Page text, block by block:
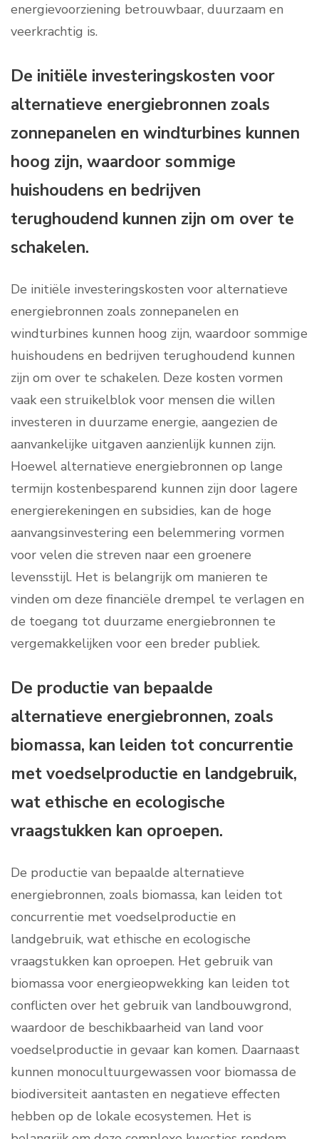
energievoorziening betrouwbaar, duurzaam en
veerkrachtig is.
De initiële investeringskosten voor
alternatieve energiebronnen zoals
zonnepanelen en windturbines kunnen
hoog zijn, waardoor sommige
huishoudens en bedrijven
terughoudend kunnen zijn om over te
schakelen.
De initiële investeringskosten voor alternatieve
energiebronnen zoals zonnepanelen en
windturbines kunnen hoog zijn, waardoor sommige
huishoudens en bedrijven terughoudend kunnen
zijn om over te schakelen. Deze kosten vormen
vaak een struikelblok voor mensen die willen
investeren in duurzame energie, aangezien de
aanvankelijke uitgaven aanzienlijk kunnen zijn.
Hoewel alternatieve energiebronnen op lange
termijn kostenbesparend kunnen zijn door lagere
energierekeningen en subsidies, kan de hoge
aanvangsinvestering een belemmering vormen
voor velen die streven naar een groenere
levensstijl. Het is belangrijk om manieren te
vinden om deze financiële drempel te verlagen en
de toegang tot duurzame energiebronnen te
vergemakkelijken voor een breder publiek.
De productie van bepaalde
alternatieve energiebronnen, zoals
biomassa, kan leiden tot concurrentie
met voedselproductie en landgebruik,
wat ethische en ecologische
vraagstukken kan oproepen.
De productie van bepaalde alternatieve
energiebronnen, zoals biomassa, kan leiden tot
concurrentie met voedselproductie en
landgebruik, wat ethische en ecologische
vraagstukken kan oproepen. Het gebruik van
biomassa voor energieopwekking kan leiden tot
conflicten over het gebruik van landbouwgrond,
waardoor de beschikbaarheid van land voor
voedselproductie in gevaar kan komen. Daarnaast
kunnen monocultuurgewassen voor biomassa de
biodiversiteit aantasten en negatieve effecten
hebben op de lokale ecosystemen. Het is